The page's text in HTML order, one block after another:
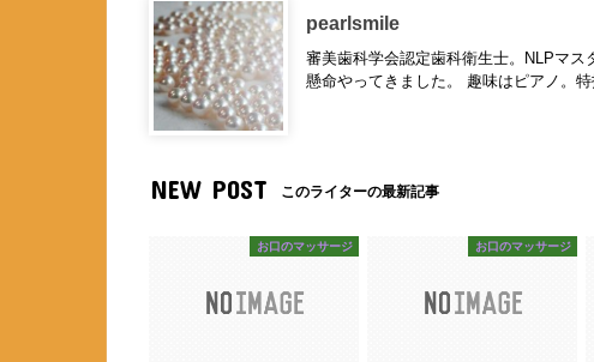
pearlsmile
審美歯科学会認定歯科衛生士。NLPマ
懸命やってきました。 趣味はピアノ。特
NEW POST このライターの最新記事
お口のマッサージ お口のマッサージ